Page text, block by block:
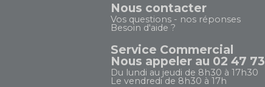
Nous contacter
Vos questions - nos réponses
Besoin d'aide ?
Service Commercial
Nous appeler au 02 47
Du lundi au jeudi de 8h30 à 17h30
Le vendredi de 8h30 à 17h